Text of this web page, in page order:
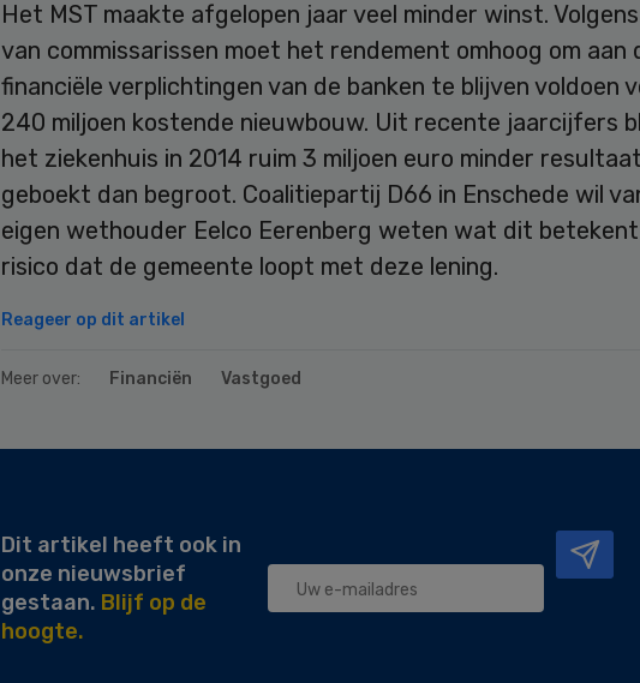
Het MST maakte afgelopen jaar veel minder winst.
van commissarissen moet het rendement omhoog om aan
financiële verplichtingen van de banken te blijven voldoen
240 miljoen kostende nieuwbouw. Uit recente jaarcijfers
het ziekenhuis in 2014 ruim 3 miljoen euro minder
geboekt dan begroot. Coalitiepartij D66 in Enschede wil
eigen wethouder Eelco Eerenberg weten wat dit
risico dat de gemeente loopt met deze lening.
Reageer op dit artikel
Meer over: Financiën Vastgoed
Dit artikel heeft ook in
onze nieuwsbrief
gestaan. Blijf op de
hoogte.